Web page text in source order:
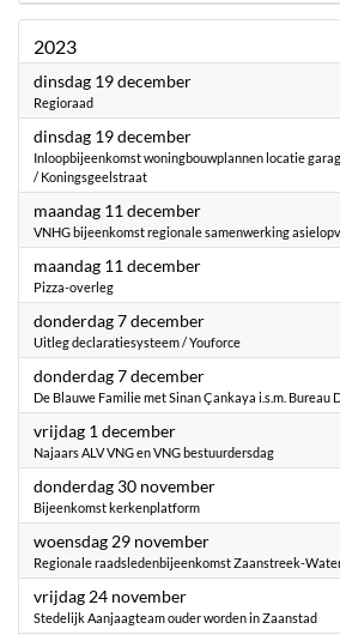
2023
dinsdag 19 december2023
Regioraad
dinsdag 19 december2023
Inloopbijeenkomst woningbouwplannen locatie
/ Koningsgeelstraat
maandag 11 december2023
VNHG bijeenkomst regionale samenwerking
maandag 11 december2023
Pizza-overleg
donderdag 7 december2023
Uitleg declaratiesysteem / Youforce
donderdag 7 december2023
De Blauwe Familie met Sinan Çankaya i.s.m. Bureau
vrijdag 1 december2023
Najaars ALV VNG en VNG bestuurdersdag
donderdag 30 november2023
Bijeenkomst kerkenplatform
woensdag 29 november2023
Regionale raadsledenbijeenkomst Zaanstreek-
vrijdag 24 november2023
Stedelijk Aanjaagteam ouder worden in Zaanstad